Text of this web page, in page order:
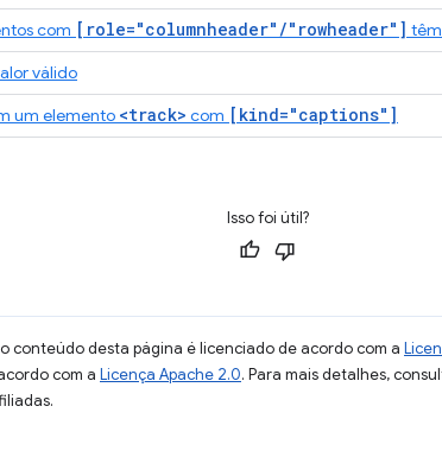
com [role="columnheader"/"rowheader"]
válido
um elemento <track> com [kind="captions"]
Isso foi útil?
conteúdo desta página é licenciado de acordo com a
com a Licença Apache 2.0. Para mais detalhes,